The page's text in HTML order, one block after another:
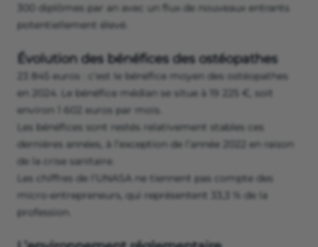
300 diplômes par an avec un flux de nouveaux entrants
potentiellement élevé.
Évolution des bénéfices des ostéopathes
23 845 euros : c’est le bénéfice moyen des ostéopathes
en 2024. Le bénéfice médian se situe à 19 225 €, soit
environ 1 602 euros par mois.
Les bénéfices sont restés relativement stables ces
dernières années, à l’exception de l’année 2022 en raison
de la crise sanitaire.
Les chiffres de l'UNASA ne tiennent pas compte des
micro-entrepreneurs, qui représentent 33,3 % de la
profession.